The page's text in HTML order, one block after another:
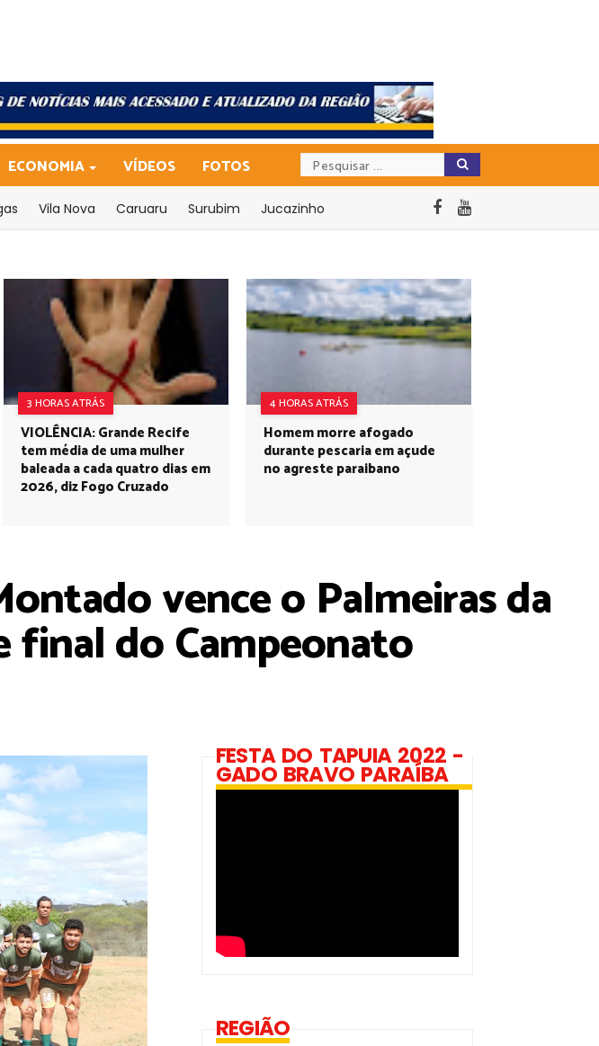
ECONOMIA VÍDEOS FOTOS
Vila Nova Caruaru Surubim Jucazinho
3 HORAS ATRÁS
VIOLÊNCIA: Grande Recife
tem média de uma mulher
baleada a cada quatro dias em
2026, diz Fogo Cruzado
4 HORAS ATRÁS
Homem morre afogado
durante pescaria em açude
no agreste paraibano
vence o Palmeiras da
final do Campeonato
FESTA DO TAPUIA 2022 -
GADO BRAVO PARAÍBA
REGIÃO